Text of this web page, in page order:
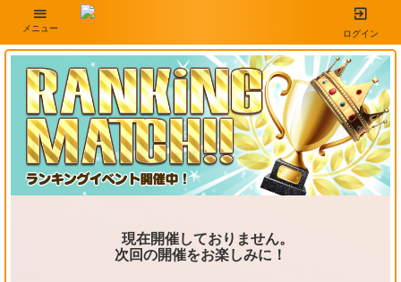
ログイン
メニュー
現在開催しておりません。
次回の開催をお楽しみに！